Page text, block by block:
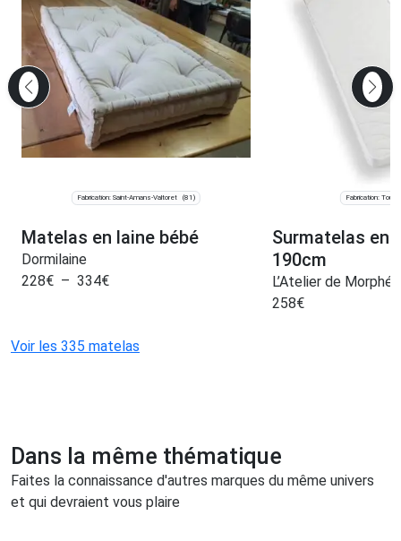
Fabrication: Saint-Amans-Valtoret (81)
Matelas en laine bébé
Dormilaine
228€ – 334€
Fabrication:
Surmatelas en
190cm
L’Atelier de Morphée
258€
Voir les 335 matelas
Dans la même thématique
Faites la connaissance d'autres marques du même univers
et qui devraient vous plaire